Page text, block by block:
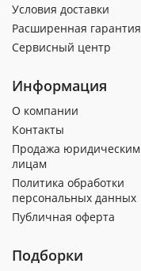
Условия доставки
Расширенная гарантия
Сервисный центр
Информация
О компании
Контакты
Продажа юридическим
лицам
Политика обработки
персональных данных
Публичная оферта
Подборки